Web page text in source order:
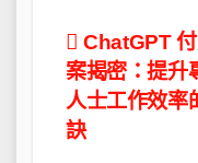
文
章
導
ChatGPT
案揭密：提升
人士工作效率
訣